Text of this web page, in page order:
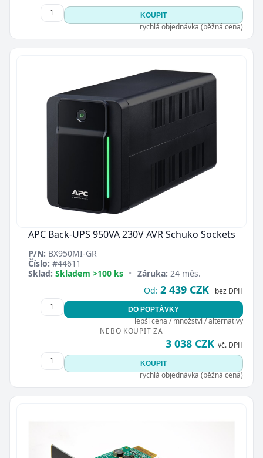
KOUPIT
rychlá objednávka (běžná cena)
APC Back-UPS 950VA 230V AVR Schuko Sockets
P/N: BX950MI-GR
Číslo: #44611
Sklad: Skladem >100 ks • Záruka: 24 měs.
Od: 2 439 CZK bez DPH
DO POPTÁVKY
lepší cena / množství / alternativy
NEBO KOUPIT ZA
3 038 CZK vč. DPH
KOUPIT
rychlá objednávka (běžná cena)